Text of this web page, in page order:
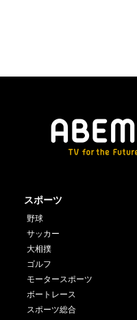
スポーツ
野球
サッカー
大相撲
ゴルフ
モータースポーツ
ボートレース
スポーツ総合